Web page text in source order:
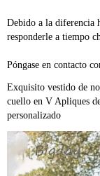
Debido a la diferencia
responderle a tiempo
Póngase en contacto
Exquisito vestido de
cuello en V Apliques
personalizado